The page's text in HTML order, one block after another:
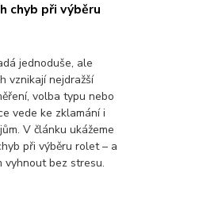
chyb při výběru
jednoduše, ale
vznikají nejdražší
volba typu nebo
vede ke zklamání i
V článku ukážeme
při výběru rolet – a
vyhnout bez stresu.